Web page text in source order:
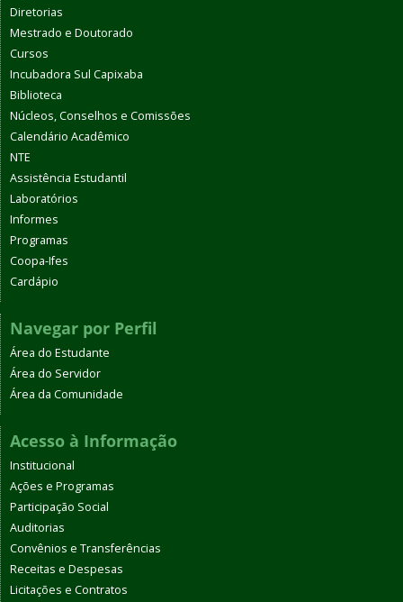
Diretorias
Mestrado e Doutorado
Cursos
Incubadora Sul Capixaba
Biblioteca
Núcleos, Conselhos e Comissões
Calendário Acadêmico
NTE
Assistência Estudantil
Laboratórios
Informes
Programas
Coopa-Ifes
Cardápio
Navegar por Perfil
Área do Estudante
Área do Servidor
Área da Comunidade
Acesso à Informação
Institucional
Ações e Programas
Participação Social
Auditorias
Convênios e Transferências
Receitas e Despesas
Licitações e Contratos